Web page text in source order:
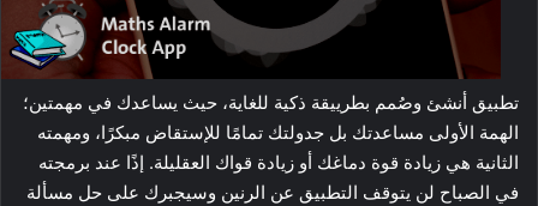
تطبيق أنشئ وصُمم بطرييقة ذكية للغاية، حيث يساعدك في مهمتين؛
الهمة الأولى مساعدتك بل جدولتك تمامًا للإستقاض مبكرًا، ومهمته
الثانية هي زيادة قوة دماغك أو زيادة قواك العقليلة. إذًا عند برمجته
في الصباح لن يتوقف التطبيق عن الرنين وسيجبرك على حل مسألة